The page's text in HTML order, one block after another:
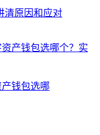
清原因和应对
钱包选哪